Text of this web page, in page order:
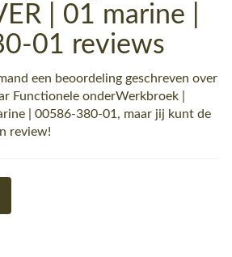
| 01 marine |
01 reviews
een beoordeling geschreven over
Functionele onderWerkbroek |
| 00586-380-01, maar jij kunt de
review!